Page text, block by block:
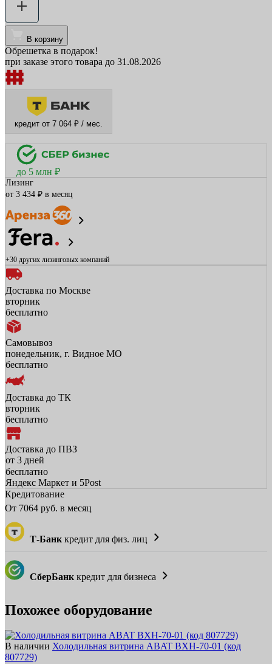
В корзину
Обрешетка в подарок!
при заказе этого товара до 31.08.2026
кредит от 7 064 ₽ / мес.
до 5 млн ₽
Лизинг
от 3 434 ₽ в месяц
+30 других лизинговых компаний
Доставка по Москве
вторник
бесплатно
Самовывоз
понедельник, г. Видное МО
бесплатно
Доставка до ТК
вторник
бесплатно
Доставка до ПВЗ
от 3 дней
бесплатно
Яндекс Маркет и 5Post
Кредитование
От 7064 руб. в месяц
Т-Банк кредит для физ. лиц
СберБанк кредит для бизнеса
Похожее оборудование
В наличии Холодильная витрина ABAT ВХН‑70‑01 (код
807729)